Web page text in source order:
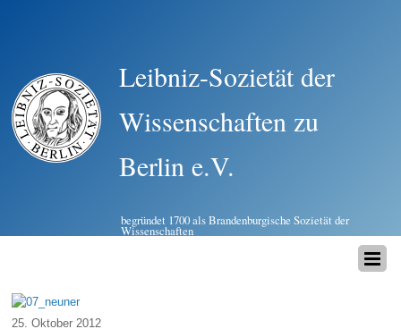
Leibniz-Sozietät der
Wissenschaften zu
Berlin e.V.
begründet 1700 als Brandenburgische Sozietät der
Wissenschaften
25. Oktober 2012